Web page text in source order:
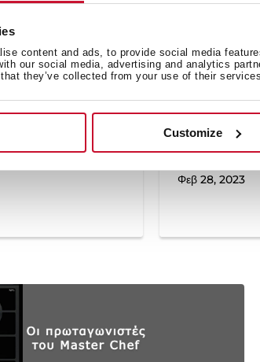
content and ads, to provide social media
our social media, advertising and analytics
they’ve collected from your use of their
Customize
Εταιρικά νέα
Φεβ 28, 2023